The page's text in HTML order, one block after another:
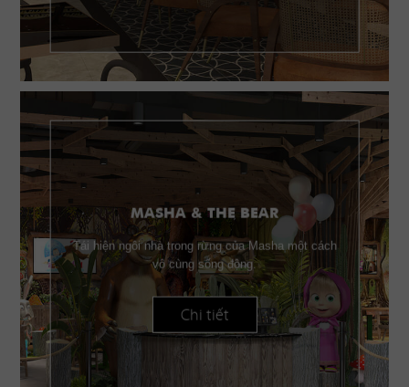
MASHA & THE BEAR
Tái hiện ngôi nhà trong rừng của Masha một cách
vô cùng sống động.
Chi tiết